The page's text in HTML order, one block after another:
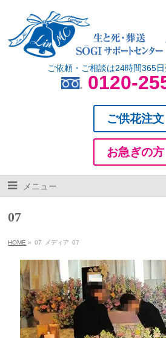
ご依頼・ご相談は24時間365
0120-
ご供花注文
お急ぎの方
メニュー
07
HOME » 07 メディア 07